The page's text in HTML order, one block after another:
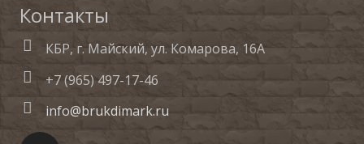
Контакты
КБР, г. Майский, ул. Комарова, 16А
+7 (965) 497-17-46
info@brukdimark.ru